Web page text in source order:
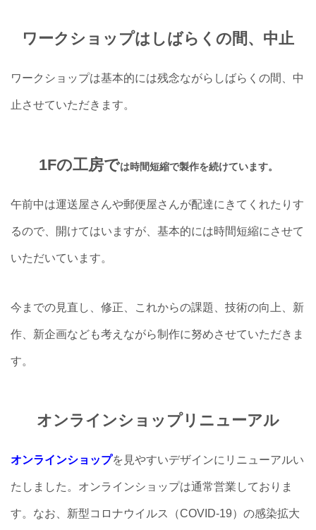
ワークショップはしばらくの間、中止
ワークショップは基本的には残念ながらしばらくの間、中
止させていただきます。
1Fの工房では時間短縮で製作を続けています。
午前中は運送屋さんや郵便屋さんが配達にきてくれたりす
るので、開けてはいますが、基本的には時間短縮にさせて
いただいています。
今までの見直し、修正、これからの課題、技術の向上、新
作、新企画なども考えながら制作に努めさせていただきま
す。
オンラインショップリニューアル
オンラインショップを見やすいデザインにリニューアルい
たしました。オンラインショップは通常営業しておりま
す。なお、新型コロナウイルス（COVID-19）の感染拡大